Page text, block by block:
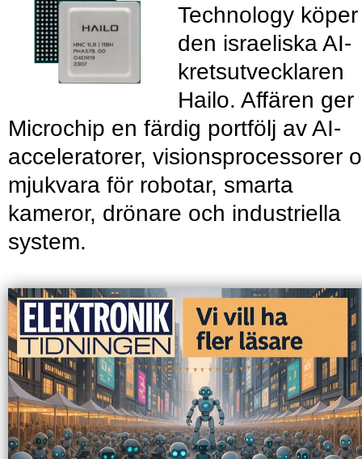
Technology köper
den israeliska AI-
kretsutvecklaren
Hailo. Affären ger
Microchip en färdig portfölj av AI-
acceleratorer, visionsprocessorer
mjukvara för robotar, smarta
kameror, drönare och industriella
system.